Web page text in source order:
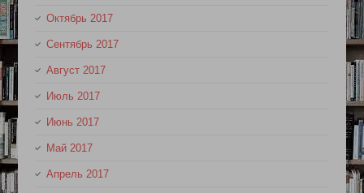
Октябрь 2017
Сентябрь 2017
Август 2017
Июль 2017
Июнь 2017
Май 2017
Апрель 2017